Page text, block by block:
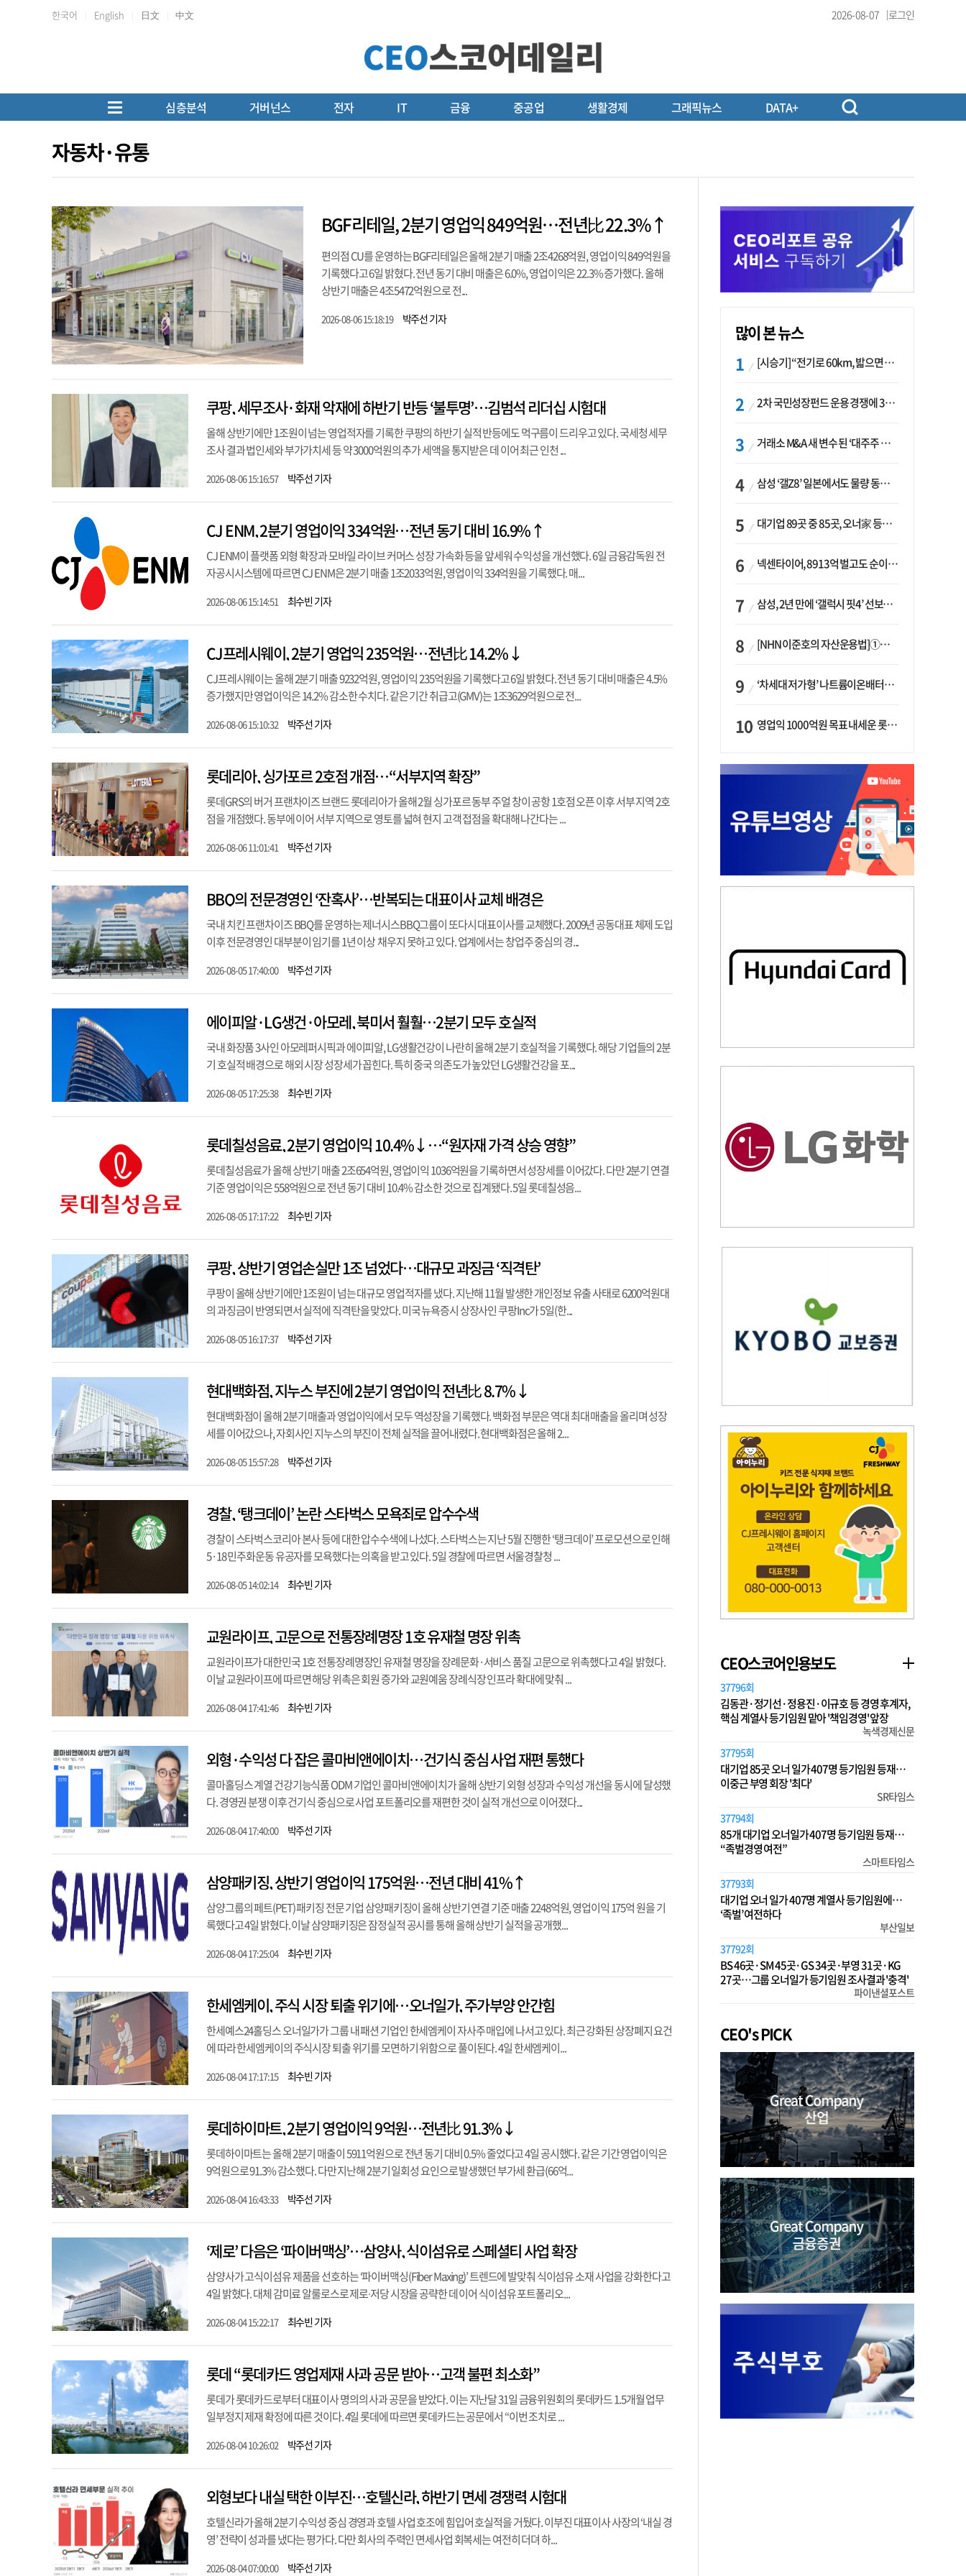
한국어 English 日文 中文 2026-08-07 로그인
심층분석 거버넌스 전자 IT 금융 중공업 생활경제 그래픽뉴스 DATA+
자동차·유통
BGF리테일, 2분기 영업익 849억원…전년比 22.3%↑
편의점 CU를 운영하는 BGF리테일은 올해 2분기 매출 2조4268억원, 영업이익 849억원을
기록했다고 6일 밝혔다. 전년 동기 대비 매출은 6.0%, 영업이익은 22.3% 증가했다. 올해
상반기 매출은 4조5472억원으로 전...
2026-08-06 15:18:19 박주선 기자
쿠팡, 세무조사·화재 악재에 하반기 반등 ‘불투명’…김범석 리더십 시험대
올해 상반기에만 1조원이 넘는 영업적자를 기록한 쿠팡의 하반기 실적 반등에도 먹구름이 드리우고 있다. 국세청 세무
조사 결과 법인세와 부가가치세 등 약 3000억원의 추가 세액을 통지받은 데 이어 최근 인천 ...
2026-08-06 15:16:57 박주선 기자
CJ ENM, 2분기 영업이익 334억원…전년 동기 대비 16.9%↑
CJ ENM이 플랫폼 외형 확장과 모바일 라이브 커머스 성장 가속화 등을 앞세워 수익성을 개선했다. 6일 금융감독원 전
자공시시스템에 따르면 CJ ENM은 2분기 매출 1조2033억원, 영업이익 334억원을 기록했다. 매...
2026-08-06 15:14:51 최수빈 기자
CJ프레시웨이, 2분기 영업익 235억원…전년比 14.2%↓
CJ프레시웨이는 올해 2분기 매출 9232억원, 영업이익 235억원을 기록했다고 6일 밝혔다. 전년 동기 대비 매출은 4.5%
증가했지만 영업이익은 14.2% 감소한 수치다. 같은 기간 취급고(GMV)는 1조3629억원으로 전...
2026-08-06 15:10:32 박주선 기자
롯데리아, 싱가포르 2호점 개점…“서부지역 확장”
롯데GRS의 버거 프랜차이즈 브랜드 롯데리아가 올해 2월 싱가포르 동부 주얼 창이 공항 1호점 오픈 이후 서부 지역 2호
점을 개점했다. 동부에 이어 서부 지역으로 영토를 넓혀 현지 고객 접점을 확대해 나간다는 ...
2026-08-06 11:01:41 박주선 기자
BBQ의 전문경영인 ‘잔혹사’…반복되는 대표이사 교체 배경은
국내 치킨 프랜차이즈 BBQ를 운영하는 제너시스BBQ그룹이 또다시 대표이사를 교체했다. 2009년 공동대표 체제 도입
이후 전문경영인 대부분이 임기를 1년 이상 채우지 못하고 있다. 업계에서는 창업주 중심의 경...
2026-08-05 17:40:00 박주선 기자
에이피알·LG생건·아모레, 북미서 훨훨…2분기 모두 호실적
국내 화장품 3사인 아모레퍼시픽과 에이피알, LG생활건강이 나란히 올해 2분기 호실적을 기록했다. 해당 기업들의 2분
기 호실적 배경으로 해외 시장 성장세가 꼽힌다. 특히 중국 의존도가 높았던 LG생활건강을 포...
2026-08-05 17:25:38 최수빈 기자
롯데칠성음료, 2분기 영업이익 10.4%↓…“원자재 가격 상승 영향”
롯데칠성음료가 올해 상반기 매출 2조654억원, 영업이익 1036억원을 기록하면서 성장세를 이어갔다. 다만 2분기 연결
기준 영업이익은 558억원으로 전년 동기 대비 10.4% 감소한 것으로 집계됐다. 5일 롯데칠성음...
2026-08-05 17:17:22 최수빈 기자
쿠팡, 상반기 영업손실만 1조 넘었다…대규모 과징금 ‘직격탄’
쿠팡이 올해 상반기에만 1조원이 넘는 대규모 영업적자를 냈다. 지난해 11월 발생한 개인정보 유출 사태로 6200억원대
의 과징금이 반영되면서 실적에 직격탄을 맞았다. 미국 뉴욕증시 상장사인 쿠팡Inc가 5일(한...
2026-08-05 16:17:37 박주선 기자
현대백화점, 지누스 부진에 2분기 영업이익 전년比 8.7%↓
현대백화점이 올해 2분기 매출과 영업이익에서 모두 역성장을 기록했다. 백화점 부문은 역대 최대 매출을 올리며 성장
세를 이어갔으나, 자회사인 지누스의 부진이 전체 실적을 끌어내렸다. 현대백화점은 올해 2...
2026-08-05 15:57:28 박주선 기자
경찰, ‘탱크데이’ 논란 스타벅스 모욕죄로 압수수색
경찰이 스타벅스코리아 본사 등에 대한 압수수색에 나섰다. 스타벅스는 지난 5월 진행한 ‘탱크데이’ 프로모션으로 인해
5·18 민주화운동 유공자를 모욕했다는 의혹을 받고 있다. 5일 경찰에 따르면 서울경찰청 ...
2026-08-05 14:02:14 최수빈 기자
교원라이프, 고문으로 전통장례명장 1호 유재철 명장 위촉
교원라이프가 대한민국 1호 전통장례명장인 유재철 명장을 장례문화·서비스 품질 고문으로 위촉했다고 4일 밝혔다.
이날 교원라이프에 따르면 해당 위촉은 회원 증가와 교원예움 장례식장 인프라 확대에 맞춰 ...
2026-08-04 17:41:46 최수빈 기자
외형·수익성 다 잡은 콜마비앤에이치…건기식 중심 사업 재편 통했다
콜마홀딩스 계열 건강기능식품 ODM 기업인 콜마비앤에이치가 올해 상반기 외형 성장과 수익성 개선을 동시에 달성했
다. 경영권 분쟁 이후 건기식 중심으로 사업 포트폴리오를 재편한 것이 실적 개선으로 이어졌다...
2026-08-04 17:40:00 박주선 기자
삼양패키징, 상반기 영업이익 175억원…전년 대비 41%↑
삼양그룹의 페트(PET) 패키징 전문 기업 삼양패키징이 올해 상반기 연결 기준 매출 2248억원, 영업이익 175억 원을 기
록했다고 4일 밝혔다. 이날 삼양패키징은 잠정실적 공시를 통해 올해 상반기 실적을 공개했...
2026-08-04 17:25:04 최수빈 기자
한세엠케이, 주식 시장 퇴출 위기에…오너일가, 주가부양 안간힘
한세예스24홀딩스 오너일가가 그룹 내 패션 기업인 한세엠케이 자사주 매입에 나서고 있다. 최근 강화된 상장폐지 요건
에 따라 한세엠케이의 주식시장 퇴출 위기를 모면하기 위함으로 풀이된다. 4일 한세엠케이...
2026-08-04 17:17:15 최수빈 기자
롯데하이마트, 2분기 영업이익 9억원…전년比 91.3%↓
롯데하이마트는 올해 2분기 매출이 5911억원으로 전년 동기 대비 0.5% 줄었다고 4일 공시했다. 같은 기간 영업이익은
9억원으로 91.3% 감소했다. 다만 지난해 2분기 일회성 요인으로 발생했던 부가세 환급(66억...
2026-08-04 16:43:33 박주선 기자
‘제로’ 다음은 ‘파이버맥싱’…삼양사, 식이섬유로 스페셜티 사업 확장
삼양사가 고식이섬유 제품을 선호하는 ‘파이버맥싱(Fiber Maxing)’ 트렌드에 발맞춰 식이섬유 소재 사업을 강화한다고
4일 밝혔다. 대체 감미료 알룰로스로 제로∙저당 시장을 공략한 데 이어 식이섬유 포트폴리오...
2026-08-04 15:22:17 최수빈 기자
롯데 “롯데카드 영업제재 사과 공문 받아…고객 불편 최소화”
롯데가 롯데카드로부터 대표이사 명의의 사과 공문을 받았다. 이는 지난달 31일 금융위원회의 롯데카드 1.5개월 업무
일부정지 제재 확정에 따른 것이다. 4일 롯데에 따르면 롯데카드는 공문에서 “이번 조치로 ...
2026-08-04 10:26:02 박주선 기자
외형보다 내실 택한 이부진…호텔신라, 하반기 면세 경쟁력 시험대
호텔신라가 올해 2분기 수익성 중심 경영과 호텔 사업 호조에 힘입어 호실적을 거뒀다. 이부진 대표이사 사장의 ‘내실 경
영’ 전략이 성과를 냈다는 평가다. 다만 회사의 주력인 면세사업 회복세는 여전히 더뎌 하...
2026-08-04 07:00:00 박주선 기자
많이 본 뉴스
[시승기] “전기로 60km, 밟으면 462마력”…볼보 XC60 T8의 두 얼굴
2차 국민성장펀드 운용 경쟁에 33개사 몰렸다…신한·하나 등 새 얼굴 대거 합류
거래소 M&A 새 변수 된 ‘대주주 심사’…네이버·두나무 결합도 영향권
삼성 ‘갤Z8’ 일본에서도 물량 동났다…애플 참전 앞두고 선두 수성 ‘시험대’
대기업 89곳 중 85곳, 오너家 등기임원 겸직…BS 46곳·SM 45곳 ‘족벌경영’ 고착화
넥센타이어, 8913억 벌고도 순이익 2억…유럽 세부담에 이익 증발
삼성, 2년 만에 ‘갤럭시 핏4’ 선보이나…웨어러블 생태계 확장 ‘시동’
[NHN 이준호의 자산운용법]①이니시오·JLC ‘부동산’-JLC파트너스 ‘투자’…“부동산 담보대출로 투자재원 확보”
‘차세대 저가형’ 나트륨이온배터리 시대 오나…LG화학·에코프로, 상용화 속도낸다
영업익 1000억원 목표 내세운 롯데마트…하반기 ‘오카도’ 시험대
CEO스코어인용보도
37796회
김동관·정기선·정용진·이규호 등 경영 후계자,
핵심 계열사 등기임원 맡아 '책임경영' 앞장
녹색경제신문
37795회
대기업 85곳 오너 일가 407명 등기임원 등재…
이중근 부영 회장 '최다'
SR타임스
37794회
85개 대기업 오너일가 407명 등기임원 등재…
“족벌경영 여전”
스마트타임스
37793회
대기업 오너 일가 407명 계열사 등기임원에…
‘족벌’ 여전하다
부산일보
37792회
BS 46곳·SM 45곳·GS 34곳·부영 31곳·KG
27곳…그룹 오너일가 등기임원 조사결과 '충격'
파이낸셜포스트
CEO's PICK